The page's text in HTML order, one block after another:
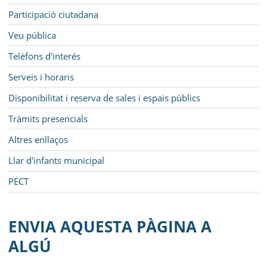
Participació ciutadana
Veu pública
Telèfons d'interés
Serveis i horaris
Disponibilitat i reserva de sales i espais públics
Tràmits presencials
Altres enllaços
Llar d'infants municipal
PECT
ENVIA AQUESTA PÀGINA A
ALGÚ